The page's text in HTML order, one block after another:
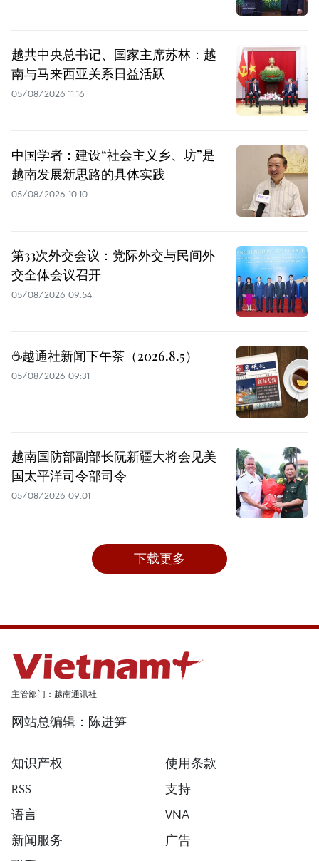
越共中央总书记、国家主席苏林：越
南与马来西亚关系日益活跃
05/08/2026 11:16
中国学者：建设“社会主义乡、坊”是
越南发展新思路的具体实践
05/08/2026 10:10
第33次外交会议：党际外交与民间外
交全体会议召开
05/08/2026 09:54
☕️越通社新闻下午茶（2026.8.5）
05/08/2026 09:31
越南国防部副部长阮新疆大将会见美
国太平洋司令部司令
05/08/2026 09:01
下载更多
主管部门：越南通讯社
网站总编辑：陈进笋
知识产权
使用条款
RSS
支持
语言
VNA
新闻服务
广告